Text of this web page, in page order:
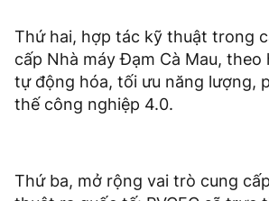
Thứ hai, hợp tác kỹ thuật trong
cấp Nhà máy Đạm Cà Mau,
tự động hóa, tối ưu năng lượng,
thế công nghiệp 4.0.
Thứ ba, mở rộng vai trò cung